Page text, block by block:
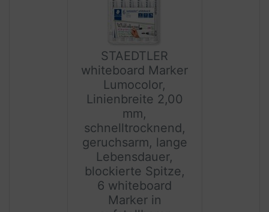
STAEDTLER
whiteboard Marker
Lumocolor,
Linienbreite 2,00
mm,
schnelltrocknend,
geruchsarm, lange
Lebensdauer,
blockierte Spitze,
6 whiteboard
Marker in